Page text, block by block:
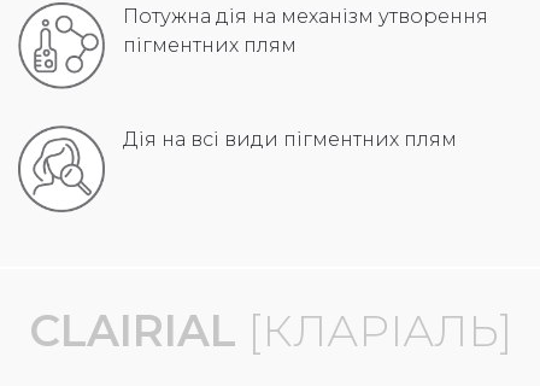
Потужна дія на механізм утворення
пігментних плям
Дія на всі види пігментних плям
CLAIRIAL [КЛАРІАЛЬ]